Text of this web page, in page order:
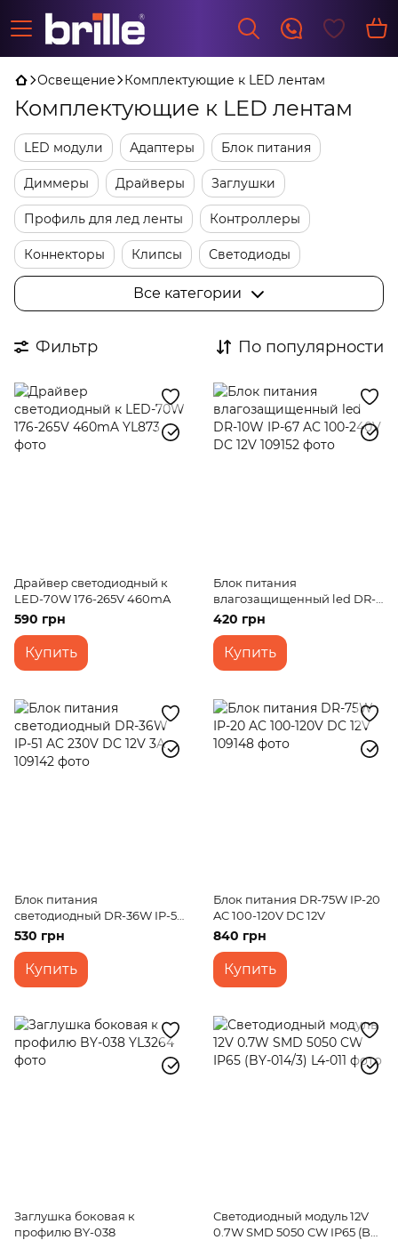
Освещение Комплектующие к LED лентам
Комплектующие к LED лентам
LED модули Адаптеры Блок питания
Диммеры Драйверы Заглушки
Профиль для лед ленты Контроллеры
Коннекторы Клипсы Светодиоды
Трансформаторы Фурнитура
Все категории
Фильтр По популярности
Драйвер светодиодный к
LED-70W 176-265V 460mA
590 грн
Купить
Блок питания
влагозащищенный led DR-
10W IP-67 AC 100-240V DC
420 грн
Купить
Блок питания
светодиодный DR-36W IP-51
AC 230V DC 12V 3A
530 грн
Купить
Блок питания DR-75W IP-20
AC 100-120V DC 12V
840 грн
Купить
Заглушка боковая к
профилю BY-038
Светодиодный модуль 12V
0.7W SMD 5050 CW IP65 (BY-